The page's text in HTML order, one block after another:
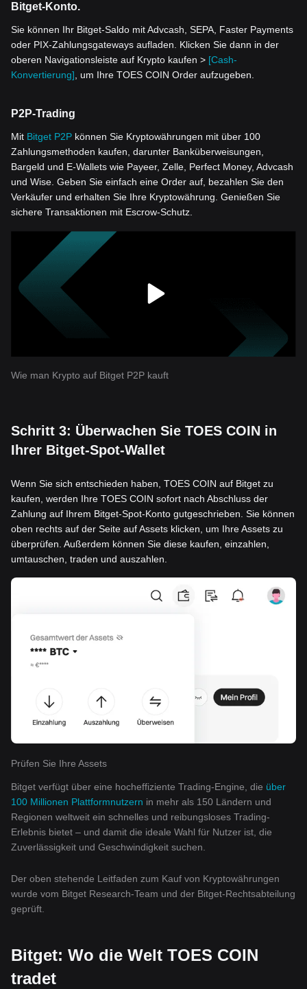
Bitget-Konto.
Sie können Ihr Bitget-Saldo mit Advcash, SEPA, Faster Payments
oder PIX-Zahlungsgateways aufladen. Klicken Sie dann in der
oberen Navigationsleiste auf Krypto kaufen > [Cash-
Konvertierung], um Ihre TOES COIN Order aufzugeben.
P2P-Trading
Mit Bitget P2P können Sie Kryptowährungen mit über 100
Zahlungsmethoden kaufen, darunter Banküberweisungen,
Bargeld und E-Wallets wie Payeer, Zelle, Perfect Money, Advcash
und Wise. Geben Sie einfach eine Order auf, bezahlen Sie den
Verkäufer und erhalten Sie Ihre Kryptowährung. Genießen Sie
sichere Transaktionen mit Escrow-Schutz.
Wie man Krypto auf Bitget P2P kauft
Schritt 3: Überwachen Sie TOES COIN in
Ihrer Bitget-Spot-Wallet
Wenn Sie sich entschieden haben, TOES COIN auf Bitget zu
kaufen, werden Ihre TOES COIN sofort nach Abschluss der
Zahlung auf Ihrem Bitget-Spot-Konto gutgeschrieben. Sie können
oben rechts auf der Seite auf Assets klicken, um Ihre Assets zu
überprüfen. Außerdem können Sie diese kaufen, einzahlen,
umtauschen, traden und auszahlen.
Prüfen Sie Ihre Assets
Bitget verfügt über eine hocheffiziente Trading-Engine, die über
100 Millionen Plattformnutzern in mehr als 150 Ländern und
Regionen weltweit ein schnelles und reibungsloses Trading-
Erlebnis bietet – und damit die ideale Wahl für Nutzer ist, die
Zuverlässigkeit und Geschwindigkeit suchen.
Der oben stehende Leitfaden zum Kauf von Kryptowährungen
wurde vom Bitget Research-Team und der Bitget-Rechtsabteilung
geprüft.
Bitget: Wo die Welt TOES COIN
tradet